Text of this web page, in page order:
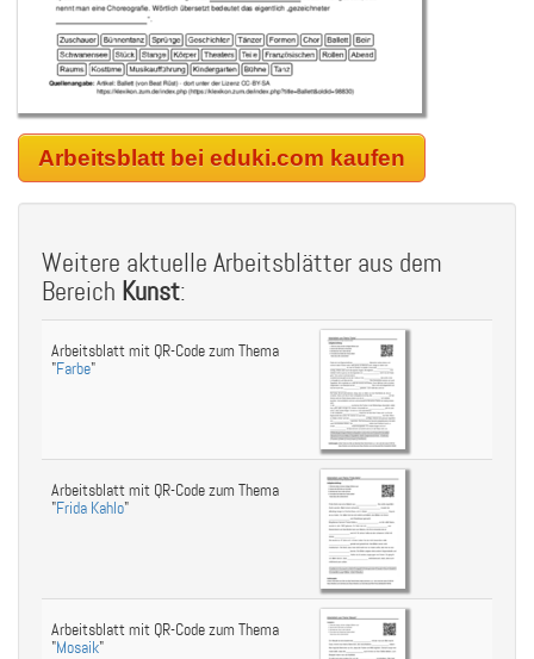
Arbeitsblatt bei eduki.com kaufen
Weitere aktuelle Arbeitsblätter aus dem
Bereich Kunst:
Arbeitsblatt mit QR-Code zum Thema
"Farbe"
Arbeitsblatt mit QR-Code zum Thema
"Frida Kahlo"
Arbeitsblatt mit QR-Code zum Thema
"Mosaik"